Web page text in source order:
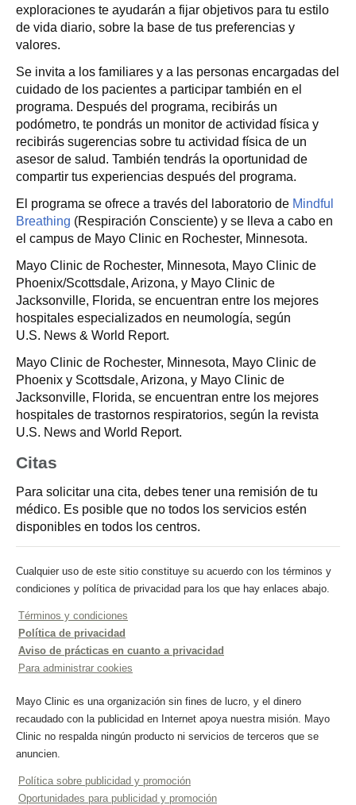
exploraciones te ayudarán a fijar objetivos para tu estilo
de vida diario, sobre la base de tus preferencias y
valores.
Se invita a los familiares y a las personas encargadas del
cuidado de los pacientes a participar también en el
programa. Después del programa, recibirás un
podómetro, te pondrás un monitor de actividad física y
recibirás sugerencias sobre tu actividad física de un
asesor de salud. También tendrás la oportunidad de
compartir tus experiencias después del programa.
El programa se ofrece a través del laboratorio de Mindful
Breathing (Respiración Consciente) y se lleva a cabo en
el campus de Mayo Clinic en Rochester, Minnesota.
Mayo Clinic de Rochester, Minnesota, Mayo Clinic de
Phoenix/Scottsdale, Arizona, y Mayo Clinic de
Jacksonville, Florida, se encuentran entre los mejores
hospitales especializados en neumología, según
U.S. News & World Report.
Mayo Clinic de Rochester, Minnesota, Mayo Clinic de
Phoenix y Scottsdale, Arizona, y Mayo Clinic de
Jacksonville, Florida, se encuentran entre los mejores
hospitales de trastornos respiratorios, según la revista
U.S. News and World Report.
Citas
Para solicitar una cita, debes tener una remisión de tu
médico. Es posible que no todos los servicios estén
disponibles en todos los centros.
Cualquier uso de este sitio constituye su acuerdo con los términos y
condiciones y política de privacidad para los que hay enlaces abajo.
Términos y condiciones
Política de privacidad
Aviso de prácticas en cuanto a privacidad
Para administrar cookies
Mayo Clinic es una organización sin fines de lucro, y el dinero
recaudado con la publicidad en Internet apoya nuestra misión. Mayo
Clinic no respalda ningún producto ni servicios de terceros que se
anuncien.
Política sobre publicidad y promoción
Oportunidades para publicidad y promoción